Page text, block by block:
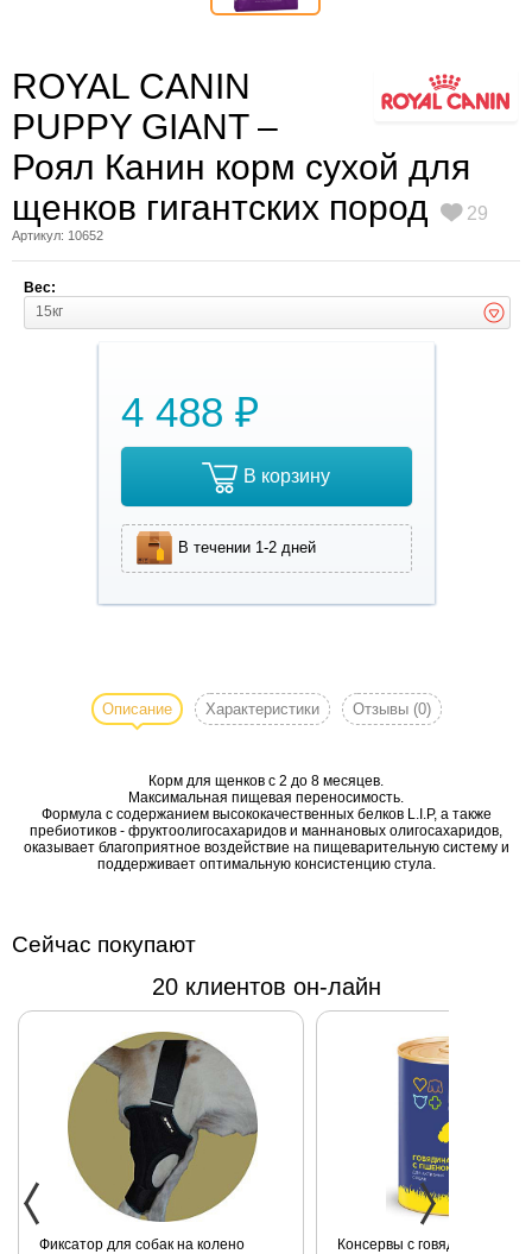
ROYAL CANIN
PUPPY GIANT –
Роял Канин корм сухой для
щенков гигантских пород
29
Артикул: 10652
Вес:
15кг
4 488 ₽
В корзину
В течении 1-2 дней
щенков собак
очень крупных
более 45 кг) в
возрасте с 2 до
Описание Характеристики Отзывы (0)
Корм для щенков с 2 до 8 месяцев.
Максимальная пищевая переносимость.
Формула с содержанием высококачественных белков L.I.P, а также
пребиотиков - фруктоолигосахаридов и маннановых олигосахаридов,
оказывает благоприятное воздействие на пищеварительную систему и
поддерживает оптимальную консистенцию стула.
Сейчас покупают
20 клиентов он-лайн
Фиксатор для собак на колено
Консервы с говядиной и